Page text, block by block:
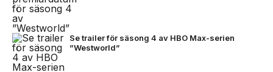
Se trailer för säsong 4 av HBO Max-serien
”Westworld”